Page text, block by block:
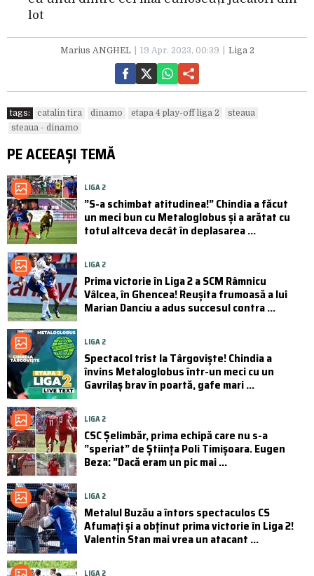
lot
Marius ANGHEL 19 Apr. 2023, 00:39 Liga 2
tags: catalin tira dinamo etapa 4 play-off liga 2
steaua
steaua - dinamo
PE ACEEAȘI TEMĂ
LIGA 2
”S-a schimbat atitudinea!” Chindia a făcut
un meci bun cu Metaloglobus și a arătat cu
totul altceva decât în deplasarea ...
LIGA 2
Prima victorie în Liga 2 a SCM Râmnicu
Vâlcea, în Ghencea! Reușita frumoasă a lui
Marian Danciu a adus succesul contra ...
LIGA 2
Spectacol trist la Târgoviște! Chindia a
învins Metaloglobus într-un meci cu un
Gavrilaș brav în poartă, gafe mari ...
LIGA 2
CSC Şelimbăr, prima echipă care nu s-a
”speriat” de Știința Poli Timișoara. Eugen
Beza: ”Dacă eram un pic mai ...
LIGA 2
Metalul Buzău a întors spectaculos CS
Afumați și a obținut prima victorie în Liga 2!
Valentin Stan mai vrea un atacant ...
LIGA 2